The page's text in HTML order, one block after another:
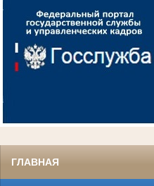
ГЛАВНАЯ